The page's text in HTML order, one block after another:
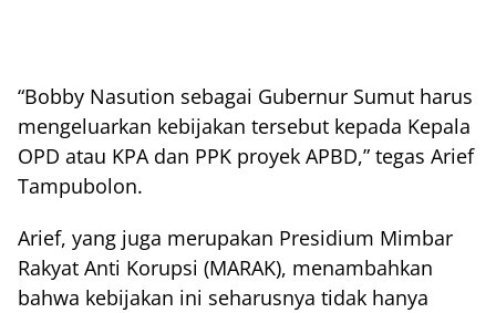
“Bobby Nasution sebagai Gubernur Sumut harus
mengeluarkan kebijakan tersebut kepada Kepala
OPD atau KPA dan PPK proyek APBD,” tegas Arief
Tampubolon.
Arief, yang juga merupakan Presidium Mimbar
Rakyat Anti Korupsi (MARAK), menambahkan
bahwa kebijakan ini seharusnya tidak hanya